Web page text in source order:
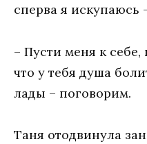
сперва я искупаюсь
– Пусти меня к
что у тебя душа
лады – поговорим.
Таня отодвинула